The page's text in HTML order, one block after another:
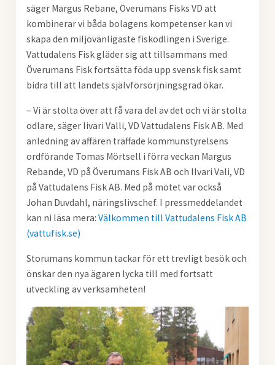
säger Margus Rebane, Överumans Fisks VD att
kombinerar vi båda bolagens kompetenser kan vi
skapa den miljövänligaste fiskodlingen i Sverige.
Vattudalens Fisk gläder sig att tillsammans med
Överumans Fisk fortsätta föda upp svensk fisk samt
bidra till att landets självförsörjningsgrad ökar.
– Vi är stolta över att få vara del av det och vi är stolta
odlare, säger Iivari Valli, VD Vattudalens Fisk AB. Med
anledning av affären träffade kommunstyrelsens
ordförande Tomas Mörtsell i förra veckan Margus
Rebande, VD på Överumans Fisk AB och Ilvari Vali, VD
på Vattudalens Fisk AB. Med på mötet var också
Johan Duvdahl, näringslivschef. I pressmeddelandet
kan ni läsa mera: Välkommen till Vattudalens Fisk AB
(vattufisk.se)
Storumans kommun tackar för ett trevligt besök och
önskar den nya ägaren lycka till med fortsatt
utveckling av verksamheten!